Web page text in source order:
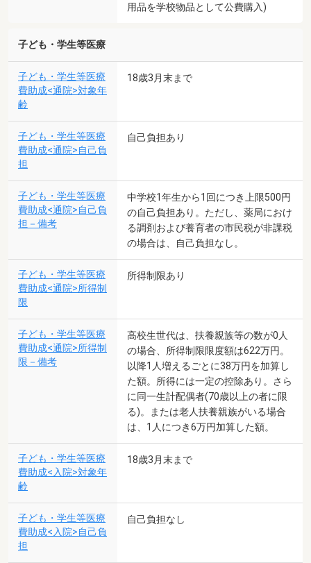
用品を学校物品として公費購入)
子ども・学生等医療
子ども・学生等医療
費助成<通院>対象年
齢
18歳3月末まで
子ども・学生等医療
費助成<通院>自己負
担
自己負担あり
子ども・学生等医療
費助成<通院>自己負
担－備考
中学校1年生から1回につき上限500円
の自己負担あり。ただし、薬局におけ
る調剤および養育者の市民税が非課税
の場合は、自己負担なし。
子ども・学生等医療
費助成<通院>所得制
限
所得制限あり
子ども・学生等医療
費助成<通院>所得制
限－備考
高校生世代は、扶養親族等の数が0人
の場合、所得制限限度額は622万円。
以降1人増えるごとに38万円を加算し
た額。所得には一定の控除あり。さら
に同一生計配偶者(70歳以上の者に限
る)。または老人扶養親族がいる場合
は、1人につき6万円加算した額。
子ども・学生等医療
費助成<入院>対象年
齢
18歳3月末まで
子ども・学生等医療
費助成<入院>自己負
担
自己負担なし